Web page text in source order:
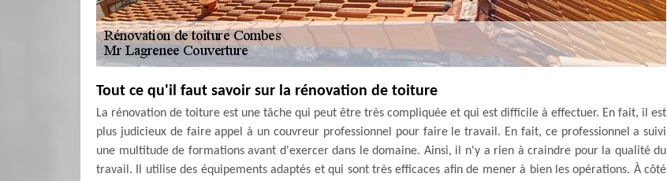
Tout ce qu'il faut savoir sur la rénovation de toiture
La rénovation de toiture est une tâche qui peut être très compliquée et qui est difficile à effectuer. En fait, il est
plus judicieux de faire appel à un couvreur professionnel pour faire le travail. En fait, ce professionnel a suivi
une multitude de formations avant d'exercer dans le domaine. Ainsi, il n'y a rien à craindre pour la qualité du
travail. Il utilise des équipements adaptés et qui sont très efficaces afin de mener à bien les opérations. À côté